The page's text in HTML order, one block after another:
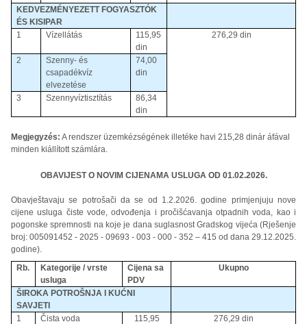
KEDVEZMÉNYEZETT FOGYASZTÓK
ÉS KISIPAR
1
Vízellátás
115,95
din
276,29 din
2
Szenny- és
csapadékvíz
elvezetése
74,00
din
3 Szennyvíztisztítás
86,34
din
Megjegyzés: A rendszer üzemkézségének illetéke havi 215,28 dinár áfával
minden kiállított számlára.
OBAVIJEST O NOVIM CIJENAMA USLUGA OD 01.02.2026.
Obavještavaju se potrošači da se od 1.2.2026. godine primjenjuju nove
cijene usluga čiste vode, odvođenja i pročišćavanja otpadnih voda, kao i
pogonske spremnosti na koje je dana suglasnost Gradskog vijeća (Rješenje
broj: 005091452 - 2025 - 09693 - 003 - 000 - 352 – 415 od dana 29.12.2025.
godine).
Rb.
Kategorije / vrste
usluga
Cijena sa
PDV
Ukupno
ŠIROKA POTROŠNJA I KUĆNI
SAVJETI
1
Čista voda
115,95
276,29 din